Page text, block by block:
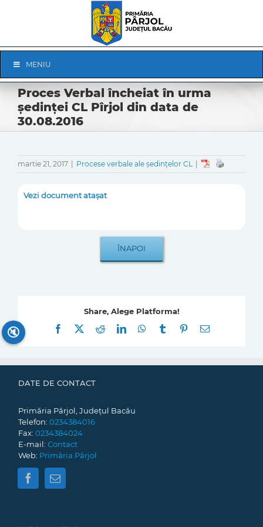
Navigation
MENIU
Proces Verbal încheiat în urma
ședinței CL Pîrjol din data de
30.08.2016
martie 21, 2017 Procese verbale ale ședințelor CL
Vezi document atașat
Share, Alege Platforma!
Facebook
RedditLinkedInWhatsApp
Tumblr Pinterest
E-
DATE DE CONTACT
Primăria Pârjol, Județul Bacău
Telefon: 0234384016
Fax: 0234384024
E-mail: Contact
Web: Primăria Pârjol
🔇